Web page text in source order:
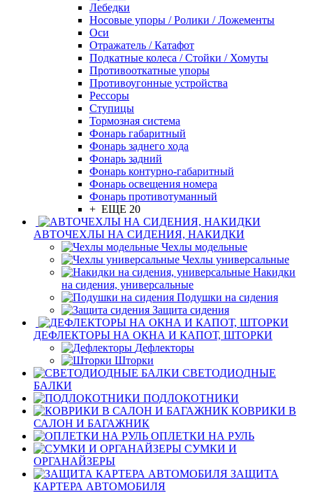
Лебедки
Носовые упоры / Ролики / Ложементы
Оси
Отражатель / Катафот
Подкатные колеса / Стойки / Хомуты
Противооткатные упоры
Противоугонные устройства
Рессоры
Ступицы
Тормозная система
Фонарь габаритный
Фонарь заднего хода
Фонарь задний
Фонарь контурно-габаритный
Фонарь освещения номера
Фонарь противотуманный
+ ЕЩЕ 20
АВТОЧЕХЛЫ НА СИДЕНИЯ, НАКИДКИ
Чехлы модельные
Чехлы универсальные
Накидки
на сидения, универсальные
Подушки на сидения
Защита сидения
ДЕФЛЕКТОРЫ НА ОКНА И КАПОТ, ШТОРКИ
Дефлекторы
Шторки
СВЕТОДИОДНЫЕ
БАЛКИ
ПОДЛОКОТНИКИ
КОВРИКИ В
САЛОН И БАГАЖНИК
ОПЛЕТКИ НА РУЛЬ
СУМКИ И
ОРГАНАЙЗЕРЫ
ЗАЩИТА
КАРТЕРА АВТОМОБИЛЯ